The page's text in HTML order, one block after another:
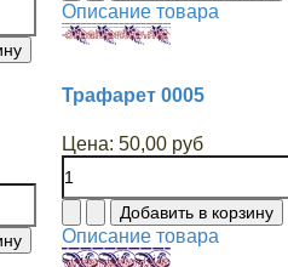
Описание товара
Трафарет 0005
Цена: 50,00 руб
Описание товара